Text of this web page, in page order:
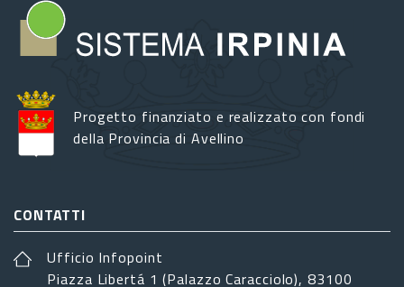
Progetto finanziato e realizzato con fondi
della Provincia di Avellino
CONTATTI
Ufficio Infopoint
Piazza Libertá 1 (Palazzo Caracciolo), 83100